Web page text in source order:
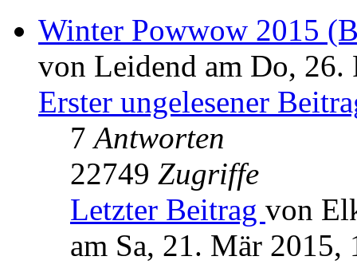
Winter Powwow 2015
von Leidend am Do, 26.
Erster ungelesener
7Antworten
22749 Zugriffe
Letzter Beitrag von
am Sa, 21. Mär 2015,